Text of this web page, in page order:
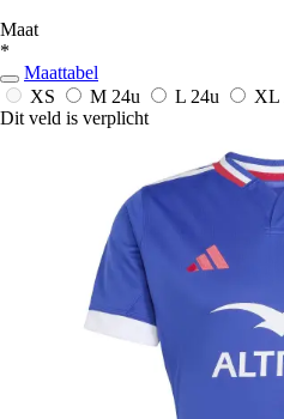
Maat
*
Maattabel
XS
M 24u L 24u XL
Dit veld is verplicht